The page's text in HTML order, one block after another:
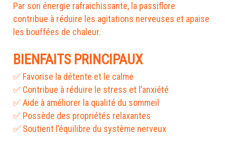
Par son énergie rafraichissante, la passiflore
contribue à réduire les agitations nerveuses et apaise
les bouffées de chaleur.
BIENFAITS PRINCIPAUX
✅ Favorise la détente et le calme
✅ Contribue à réduire le stress et l’anxiété
✅ Aide à améliorer la qualité du sommeil
✅ Possède des propriétés relaxantes
✅ Soutient l’équilibre du système nerveux